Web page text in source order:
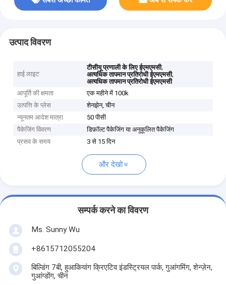
उत्पाद विवरण
हाई लाइट
टीसीयू प्रणाली के लिए ईएमएमसी,
अत्यधिक तापमान प्रतिरोधी ईएमएमसी,
अत्यधिक तापमान प्रतिरोधी ईएमएमसी
आपूर्ति की क्षमता
एक महीने में 100k
उत्पत्ति के प्लेस
शेनझेन, चीन
न्यूनतम आदेश मात्रा
50 पीसी
पैकेजिंग विवरण
डिफ़ॉल्ट पैकेजिंग या अनुकूलित पैकेजिंग
प्रसव के समय
3 से 15 दिन
और देखो
सम्पर्क करने का विवरण
Ms. Sunny Wu
+8615712055204
बिल्डिंग 7बी, हुआकियांग क्रिएटिव इंडस्ट्रियल पार्क, गुआंगमिंग, शेन्ज़ेन,
गुआंग्डोंग, चीन